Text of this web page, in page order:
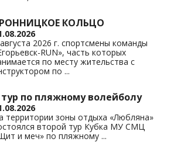
КОЛЬЦО
2026 г. спортсмены команды
RUN», часть которых
по месту жительства с
по ...
тур по пляжному волейболу
территории зоны отдыха «Любляна»
второй тур Кубка МУ СМЦ
и меч» по пляжному ...